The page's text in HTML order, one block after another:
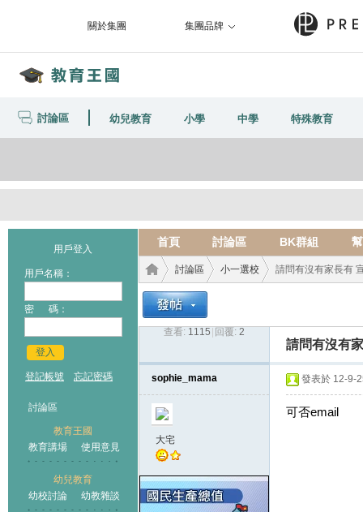
關於集團 集團品牌
討論區 幼兒教育 小學 中學 特殊教育
用戶登入
用戶名稱：
密 碼：
登入
登記帳號 忘記密碼
討論區
教育王國
教育講場
使用意見
幼兒教育
幼校討論
幼教雜談
首頁 討論區 BK群組
王國
討論區
›
小一選校 請問有沒有家長有
查看: 1115 回覆: 2
請問有沒有
sophie_mama
大宅
發表於 12-9-
可否email